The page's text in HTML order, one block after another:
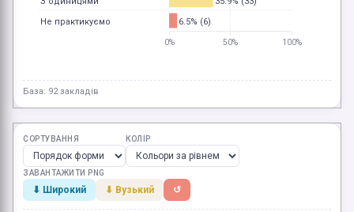
6.5% (6)
0% 50% 100%
Не практикуємо
База: 92 закладів
СОРТУВАННЯ КОЛІР
ЗАВАНТАЖИТИ PNG
⬇ Широкий ⬇ Вузький ↺